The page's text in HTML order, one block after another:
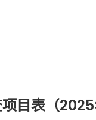
目表（2025